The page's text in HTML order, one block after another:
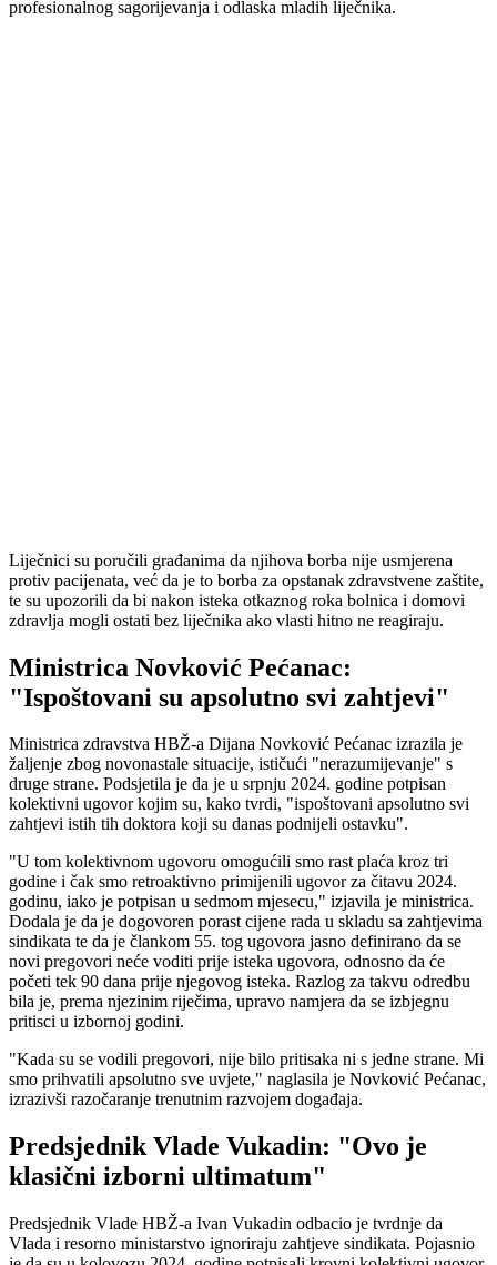
profesionalnog sagorijevanja i odlaska mladih liječnika.
Liječnici su poručili građanima da njihova borba nije usmjerena
protiv pacijenata, već da je to borba za opstanak zdravstvene zaštite,
te su upozorili da bi nakon isteka otkaznog roka bolnica i domovi
zdravlja mogli ostati bez liječnika ako vlasti hitno ne reagiraju.
Ministrica Novković Pećanac:
"Ispoštovani su apsolutno svi zahtjevi"
Ministrica zdravstva HBŽ-a Dijana Novković Pećanac izrazila je
žaljenje zbog novonastale situacije, ističući "nerazumijevanje" s
druge strane. Podsjetila je da je u srpnju 2024. godine potpisan
kolektivni ugovor kojim su, kako tvrdi, "ispoštovani apsolutno svi
zahtjevi istih tih doktora koji su danas podnijeli ostavku".
"U tom kolektivnom ugovoru omogućili smo rast plaća kroz tri
godine i čak smo retroaktivno primijenili ugovor za čitavu 2024.
godinu, iako je potpisan u sedmom mjesecu," izjavila je ministrica.
Dodala je da je dogovoren porast cijene rada u skladu sa zahtjevima
sindikata te da je člankom 55. tog ugovora jasno definirano da se
novi pregovori neće voditi prije isteka ugovora, odnosno da će
početi tek 90 dana prije njegovog isteka. Razlog za takvu odredbu
bila je, prema njezinim riječima, upravo namjera da se izbjegnu
pritisci u izbornoj godini.
"Kada su se vodili pregovori, nije bilo pritisaka ni s jedne strane. Mi
smo prihvatili apsolutno sve uvjete," naglasila je Novković Pećanac,
izrazivši razočaranje trenutnim razvojem događaja.
Predsjednik Vlade Vukadin: "Ovo je
klasični izborni ultimatum"
Predsjednik Vlade HBŽ-a Ivan Vukadin odbacio je tvrdnje da
Vlada i resorno ministarstvo ignoriraju zahtjeve sindikata. Pojasnio